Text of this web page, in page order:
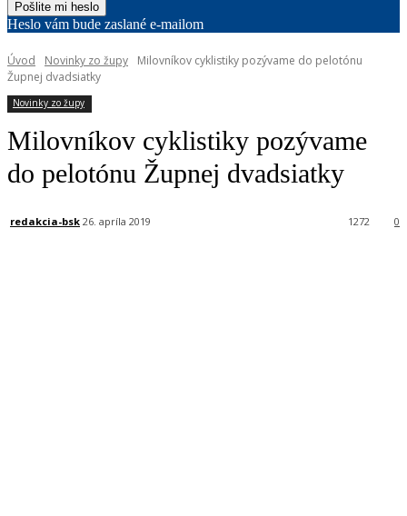
Heslo vám bude zaslané e-mailom
Úvod Novinky zo župy
Milovníkov cyklistiky pozývame do pelotónu
Župnej dvadsiatky
Novinky zo župy
Milovníkov cyklistiky pozývame
do pelotónu Župnej dvadsiatky
redakcia-bsk 26. apríla 2019 0
1272